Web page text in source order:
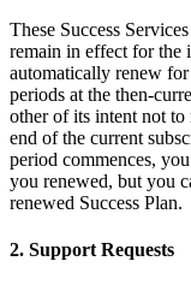
These Success
remain in effect for the
automatically renew
periods at the then-
other of its intent not to
end of the current
period commences,
you renewed, but you
renewed Success Plan.
2. Support Requests